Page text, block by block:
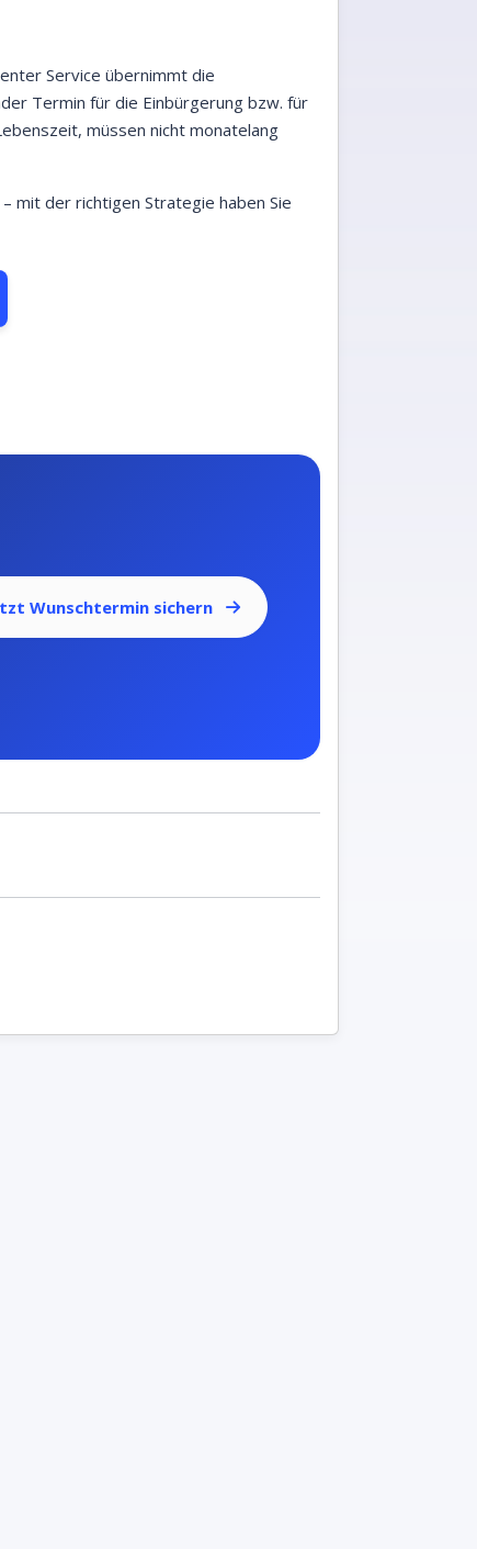
Service übernimmt die
Termin für die Einbürgerung bzw. für
müssen nicht monatelang
mit der richtigen Strategie haben Sie
Wunschtermin sichern